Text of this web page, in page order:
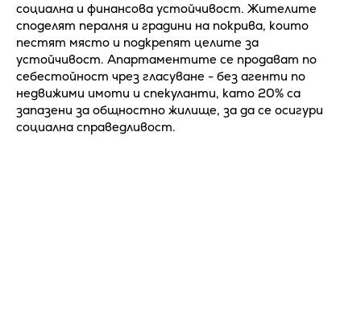
социална и финансова устойчивост. Жителите
споделят пералня и градини на покрива, които
пестят място и подкрепят целите за
устойчивост. Апартаментите се продават по
себестойност чрез гласуване - без агенти по
недвижими имоти и спекуланти, като 20% са
запазени за общностно жилище, за да се осигури
социална справедливост.